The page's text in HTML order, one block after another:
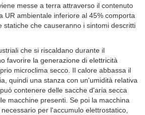
messe a terra attraverso il contenuto
UR ambientale inferiore al 45% comporta
statiche che causeranno i sintomi descritti
che si riscaldano durante il
favorire la generazione di elettricità
microclima secco. Il calore abbassa il
quindi una stanza con un'umidità relativa
contenere delle sacche d'aria secca
macchine presenti. Se poi la macchina
per l'accumulo elettrostatico,